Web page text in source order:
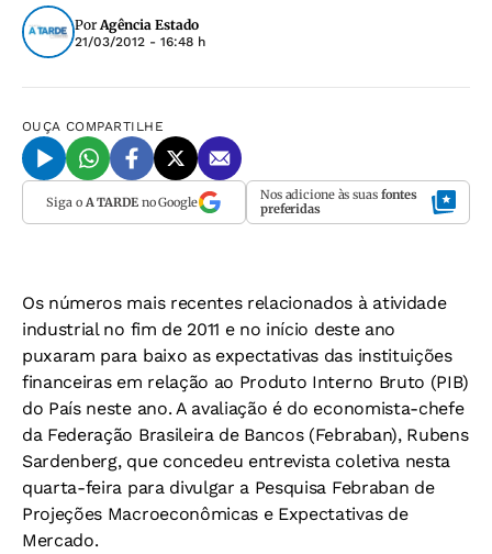
PorAgência Estado
21/03/2012 - 16:48 h
OUÇA COMPARTILHE
Siga o A TARDEno Google Nos adicione às suas fontes
preferidas
Os números mais recentes relacionados à atividade
industrial no fim de 2011 e no início deste ano
puxaram para baixo as expectativas das instituições
financeiras em relação ao Produto Interno Bruto (PIB)
do País neste ano. A avaliação é do economista-chefe
da Federação Brasileira de Bancos (Febraban), Rubens
Sardenberg, que concedeu entrevista coletiva nesta
quarta-feira para divulgar a Pesquisa Febraban de
Projeções Macroeconômicas e Expectativas de
Mercado.